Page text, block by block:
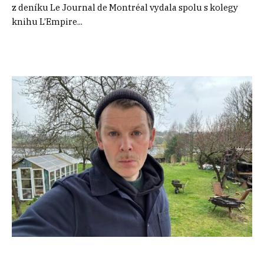
z deníku Le Journal de Montréal vydala spolu s kolegy
knihu L’Empire...